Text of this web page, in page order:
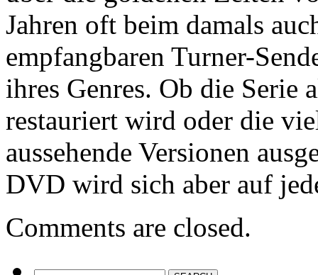
Jahren oft beim damals
empfangbaren Turner-
ihres Genres. Ob die Serie
restauriert wird oder die
aussehende Versionen
DVD wird sich aber auf
Comments are closed.